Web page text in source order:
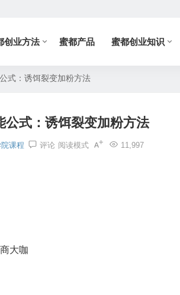
创业方法 蜜都产品 蜜都创业知识
式：诱饵裂变加粉方法
公式：诱饵裂变加粉方法
课程 评论 11,997
阅读模式
大咖